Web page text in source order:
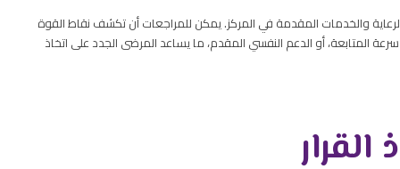
والخدمات المقدمة في المركز. يمكن للمراجعات أن تكشف نقاط القوة
المتابعة، أو الدعم النفسي المقدم، ما يساعد المرضى الجدد على اتخاذ